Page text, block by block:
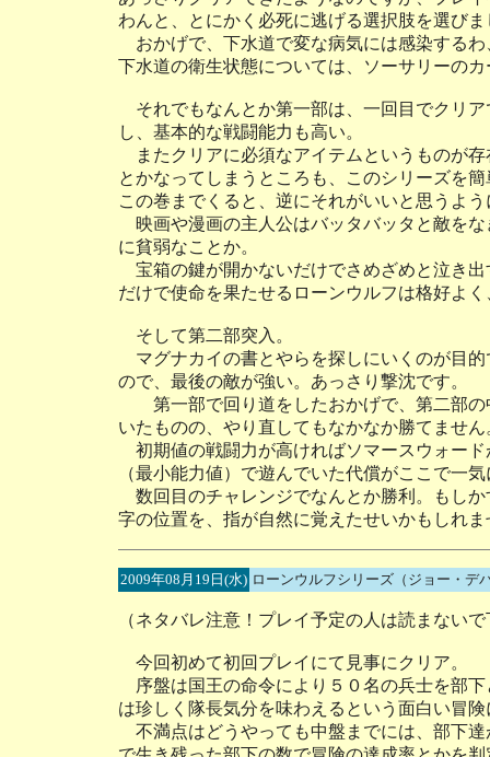
わんと、とにかく必死に逃げる選択肢を選びま
おかげで、下水道で変な病気には感染する
下水道の衛生状態については、ソーサリーの
それでもなんとか第一部は、一回目でクリ
し、基本的な戦闘能力も高い。
またクリアに必須なアイテムというものが
とかなってしまうところも、このシリーズを
この巻までくると、逆にそれがいいと思うよ
映画や漫画の主人公はバッタバッタと敵を
に貧弱なことか。
宝箱の鍵が開かないだけでさめざめと泣き
だけで使命を果たせるローンウルフは格好よ
そして第二部突入。
マグナカイの書とやらを探しにいくのが目
ので、最後の敵が強い。あっさり撃沈です。
第一部で回り道をしたおかげで、第二部の
いたものの、やり直してもなかなか勝てません
初期値の戦闘力が高ければソマースウォー
（最小能力値）で遊んでいた代償がここで一
数回目のチャレンジでなんとか勝利。もし
字の位置を、指が自然に覚えたせいかもしれ
2009年08月19日(水) ローンウルフシリーズ（ジョー・
（ネタバレ注意！プレイ予定の人は読まない
今回初めて初回プレイにて見事にクリア。
序盤は国王の命令により５０名の兵士を部
は珍しく隊長気分を味わえるという面白い冒
不満点はどうやっても中盤までには、部下